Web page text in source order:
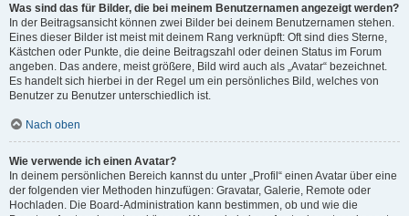
Was sind das für Bilder, die bei meinem Benutzernamen angezeigt werden?
In der Beitragsansicht können zwei Bilder bei deinem Benutzernamen stehen.
Eines dieser Bilder ist meist mit deinem Rang verknüpft: Oft sind dies Sterne,
Kästchen oder Punkte, die deine Beitragszahl oder deinen Status im Forum
angeben. Das andere, meist größere, Bild wird auch als „Avatar“ bezeichnet.
Es handelt sich hierbei in der Regel um ein persönliches Bild, welches von
Benutzer zu Benutzer unterschiedlich ist.
Nach oben
Wie verwende ich einen Avatar?
In deinem persönlichen Bereich kannst du unter „Profil“ einen Avatar über eine
der folgenden vier Methoden hinzufügen: Gravatar, Galerie, Remote oder
Hochladen. Die Board-Administration kann bestimmen, ob und wie die